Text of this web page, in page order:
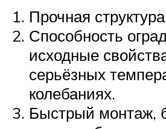
Прочная
Способность
исходные
серьёзных
колебаниях.
Быстрый монтаж,